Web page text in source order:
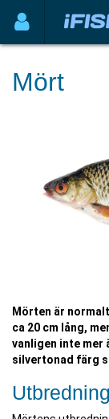
Mört
Mörten är
ca 20 cm lång,
vanligen inte mer
silvertonad färg
Utbredning